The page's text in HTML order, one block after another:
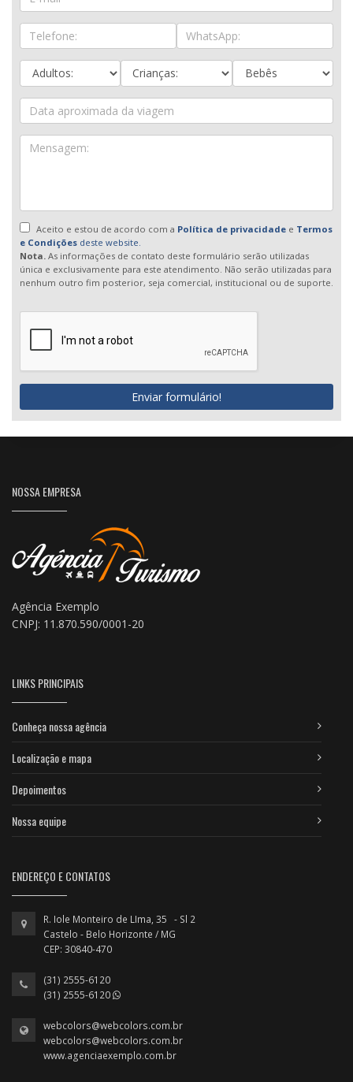
Aceito e estou de acordo com a Política de privacidadee Termos
e Condições deste website.
Nota. As informações de contato deste formulário serão utilizadas
única e exclusivamente para este atendimento. Não serão utilizadas para
nenhum outro fim posterior, seja comercial, institucional ou de suporte.
Enviar formulário!
NOSSA EMPRESA
Agência Exemplo
CNPJ: 11.870.590/0001-20
LINKS PRINCIPAIS
Conheça nossa agência
Localização e mapa
Depoimentos
Nossa equipe
ENDEREÇO E CONTATOS
R. Iole Monteiro de LIma, 35 - Sl 2
Castelo - Belo Horizonte / MG
CEP: 30840-470
(31) 2555-6120
(31) 2555-6120
webcolors@webcolors.com.br
webcolors@webcolors.com.br
www.agenciaexemplo.com.br